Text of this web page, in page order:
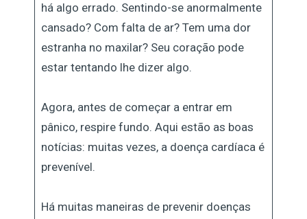
há algo errado. Sentindo-se anormalmente
cansado? Com falta de ar? Tem uma dor
estranha no maxilar? Seu coração pode
estar tentando lhe dizer algo.
Agora, antes de começar a entrar em
pânico, respire fundo. Aqui estão as boas
notícias: muitas vezes, a doença cardíaca é
prevenível.
Há muitas maneiras de prevenir doenças